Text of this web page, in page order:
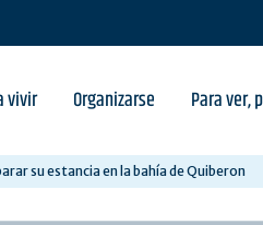
vivir Organizarse Para ver,
su estancia en la bahía de Quiberon